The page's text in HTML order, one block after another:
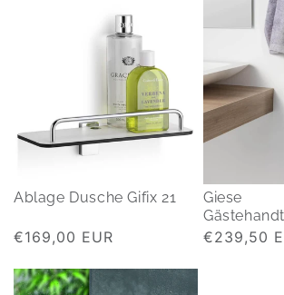
Ablage Dusche Gifix 21
Normaler
€169,00 EUR
Giese
bohren
Normaler
€239,50